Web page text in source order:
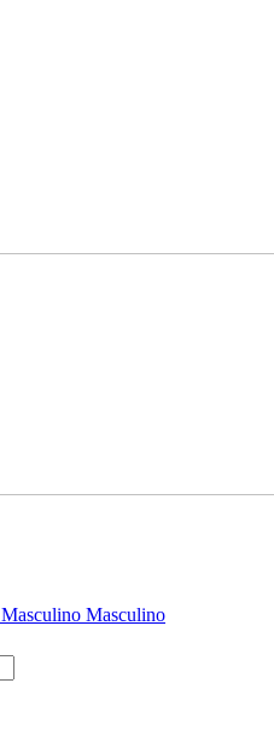
Masculino Masculino